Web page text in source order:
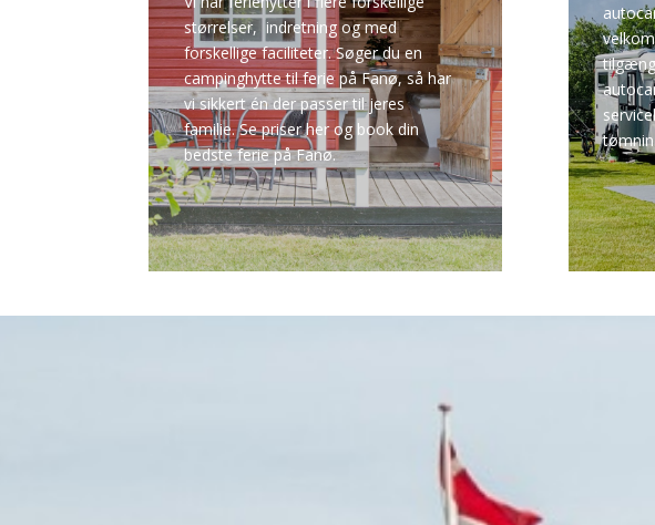
størrelser, indretning og med
forskellige faciliteter. Søger du en
campinghytte til ferie på Fanø, så har
vi sikkert én der passer til jeres
familie. Se priser her og book din
bedste ferie på Fanø.